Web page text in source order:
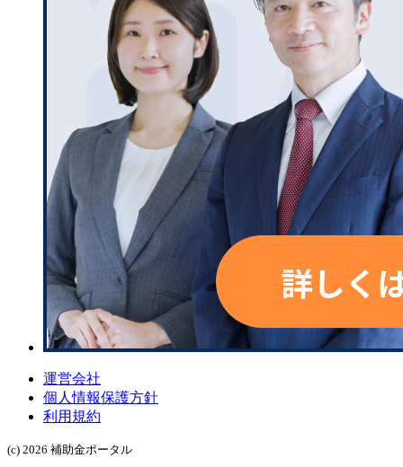
運営会社
個人情報保護方針
利用規約
(c) 2026 補助金ポータル